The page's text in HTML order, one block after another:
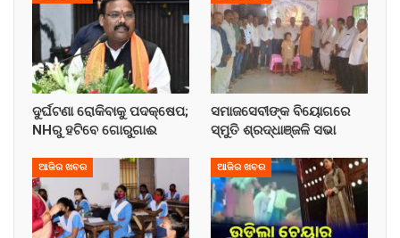
ଦୁର୍ଘଟଣା ରୋକିବାକୁ ପଦକ୍ଷେପ;
NHରୁ ହଟିବେ ଗୋରୁଗାଈ
ସମାଜସେବୀଙ୍କ ବିୟୋଗରେ
ସ୍ମୁତି ଶ୍ରଦ୍ଧାଞ୍ଜଳି ସଭା
ଆଜିର ଖବର ଆଜିର ଖବର